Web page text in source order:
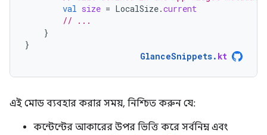
val size = LocalSize.current
// ...
}
}
GlanceSnippets. kt
এই মোড ব্যবহার করার সময়, নিশ্চিত করুন যে:
কন্টেন্টের আকারের উপর ভিত্তি করে সর্বনিম্ন এবং